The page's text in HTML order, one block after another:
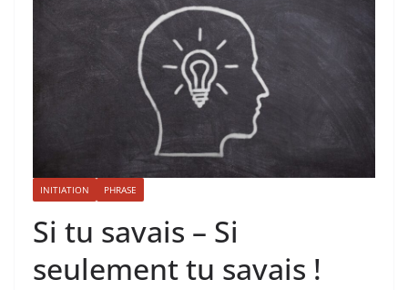
INITIATION PHRASE
Si tu savais – Si
seulement tu savais !